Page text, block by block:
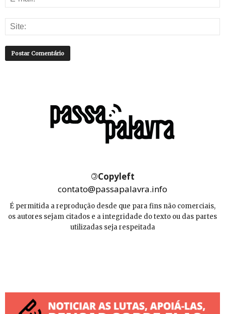
©Copyleft
contato@passapalavra.info
É permitida a reprodução desde que para fins não comerciais,
os autores sejam citados e a integridade do texto ou das partes
utilizadas seja respeitada